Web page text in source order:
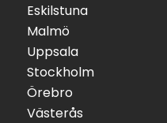
Eskilstuna
Malmö
Uppsala
Stockholm
Örebro
Västerås